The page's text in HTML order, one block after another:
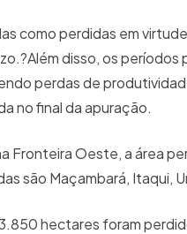
como perdidas em
disso, os
perdas de
no final da apuração.
Fronteira Oeste, a área
são Maçambará, Itaqui,
hectares foram